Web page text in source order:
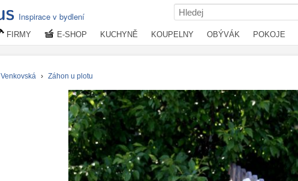
Inspirace v bydlení
FIRMY E-SHOP KUCHYNĚ KOUPELNY OBÝVÁK POKOJE
Venkovská › Záhon u plotu